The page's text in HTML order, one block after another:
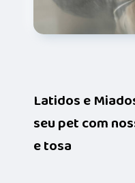
Latidos e
seu pet com
e tosa